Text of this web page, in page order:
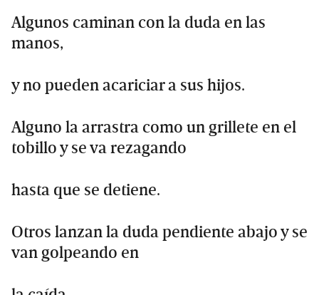
Algunos caminan con la duda en las
manos,
y no pueden acariciar a sus hijos.
Alguno la arrastra como un grillete en el
tobillo y se va rezagando
hasta que se detiene.
Otros lanzan la duda pendiente abajo y se
van golpeando en